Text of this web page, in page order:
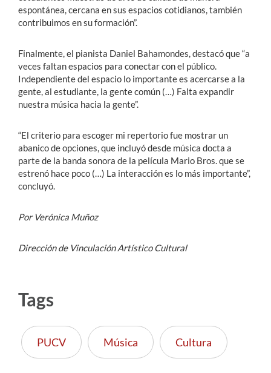
espontánea, cercana en sus espacios cotidianos, también
contribuimos en su formación”.
Finalmente, el pianista Daniel Bahamondes, destacó que “a
veces faltan espacios para conectar con el público.
Independiente del espacio lo importante es acercarse a la
gente, al estudiante, la gente común (…) Falta expandir
nuestra música hacia la gente”.
“El criterio para escoger mi repertorio fue mostrar un
abanico de opciones, que incluyó desde música docta a
parte de la banda sonora de la película Mario Bros. que se
estrenó hace poco (…) La interacción es lo más importante”,
concluyó.
Por Verónica Muñoz
Dirección de Vinculación Artístico Cultural
Tags
PUCV Música Cultura